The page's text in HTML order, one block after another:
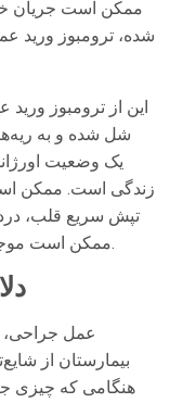
ممکن است جریان
شده، ترومبوز ورید
زندگی است. ممکن
تپش سریع قلب،
ممکن است موجب از دست رفتن هوشیاری شما شود.
عمل
بیمارستان از
هنگامی که چیزی